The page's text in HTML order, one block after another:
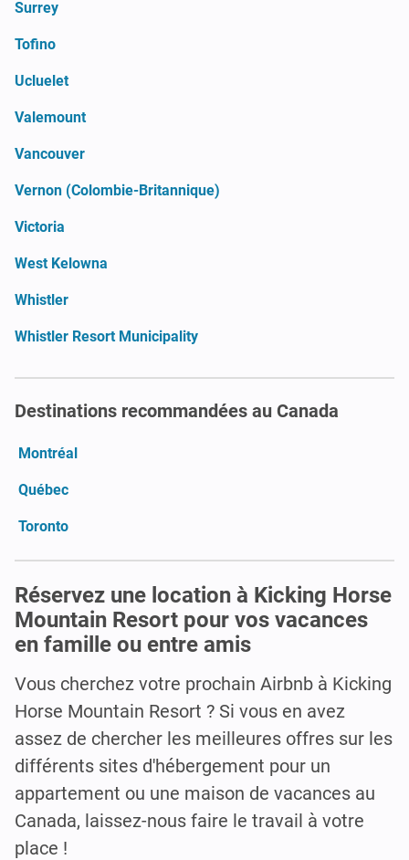
Surrey
Tofino
Ucluelet
Valemount
Vancouver
Vernon (Colombie-Britannique)
Victoria
West Kelowna
Whistler
Whistler Resort Municipality
Destinations recommandées au Canada
Montréal
Québec
Toronto
Réservez une location à Kicking Horse
Mountain Resort pour vos vacances
en famille ou entre amis
Vous cherchez votre prochain Airbnb à Kicking
Horse Mountain Resort ? Si vous en avez
assez de chercher les meilleures offres sur les
différents sites d'hébergement pour un
appartement ou une maison de vacances au
Canada, laissez-nous faire le travail à votre
place !